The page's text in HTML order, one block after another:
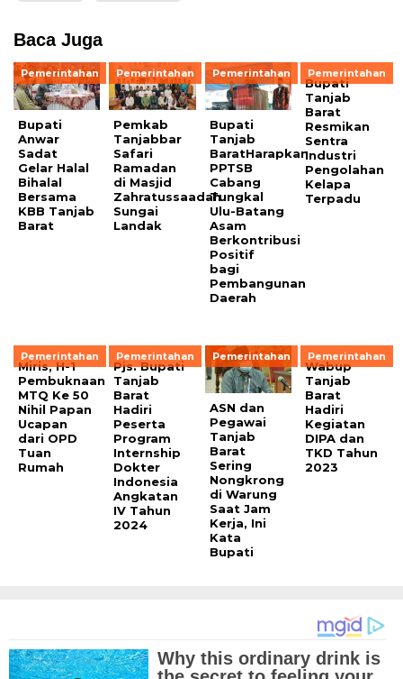
Baca Juga
Pemerintahan
Bupati
Anwar
Sadat
Gelar Halal
Bihalal
Bersama
KBB Tanjab
Barat
Pemerintahan
Pemkab
Tanjabbar
Safari
Ramadan
di Masjid
Zahratussaadah
Sungai
Landak
Pemerintahan
Bupati
Tanjab
BaratHarapkan
PPTSB
Cabang
Tungkal
Ulu-Batang
Asam
Berkontribusi
Positif
bagi
Pembangunan
Daerah
Pemerintahan
Bupati
Tanjab
Barat
Resmikan
Sentra
Industri
Pengolahan
Kelapa
Terpadu
Pemerintahan
Miris, H-1
Pembuknaan
MTQ Ke 50
Nihil Papan
Ucapan
dari OPD
Tuan
Rumah
Pemerintahan
Pjs. Bupati
Tanjab
Barat
Hadiri
Peserta
Program
Internship
Dokter
Indonesia
Angkatan
IV Tahun
2024
Pemerintahan
ASN dan
Pegawai
Tanjab
Barat
Sering
Nongkrong
di Warung
Saat Jam
Kerja, Ini
Kata
Bupati
Pemerintahan
Wabup
Tanjab
Barat
Hadiri
Kegiatan
DIPA dan
TKD Tahun
2023